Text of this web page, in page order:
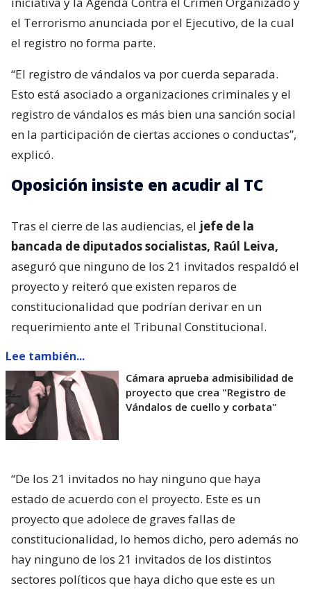
el Terrorismo anunciada por el Ejecutivo, de la cual
el registro no forma parte.
“El registro de vándalos va por cuerda separada.
Esto está asociado a organizaciones criminales y el
registro de vándalos es más bien una sanción social
en la participación de ciertas acciones o conductas”,
explicó.
Oposición insiste en acudir al TC
Tras el cierre de las audiencias, el jefe de la
bancada de diputados socialistas, Raúl Leiva,
aseguró que ninguno de los 21 invitados respaldó el
proyecto y reiteró que existen reparos de
constitucionalidad que podrían derivar en un
requerimiento ante el Tribunal Constitucional.
Lee también...
Cámara aprueba admisibilidad de
proyecto que crea "Registro de
Vándalos de cuello y corbata"
“De los 21 invitados no hay ninguno que haya
estado de acuerdo con el proyecto. Este es un
proyecto que adolece de graves fallas de
constitucionalidad, lo hemos dicho, pero además no
hay ninguno de los 21 invitados de los distintos
sectores políticos que haya dicho que este es un